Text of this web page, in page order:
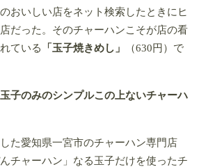
おいしい店をネット検索したときにヒ
だった。そのチャーハンこそが店の看
ている 「玉子焼きめし」
（630円）で
子のみのシンプルこの上ないチャーハ
た愛知県一宮市のチャーハン専門店
チャーハン」なる玉子だけを使ったチ